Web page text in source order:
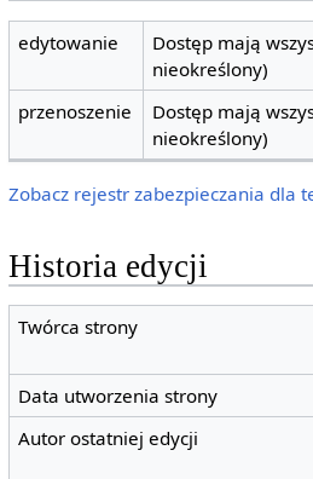
edytowanie
Dostęp mają
nieokreślony)
przenoszenie
Dostęp mają
nieokreślony)
Zobacz rejestr zabezpieczania dla
Historia edycji
Twórca strony
Data utworzenia strony
Autor ostatniej edycji